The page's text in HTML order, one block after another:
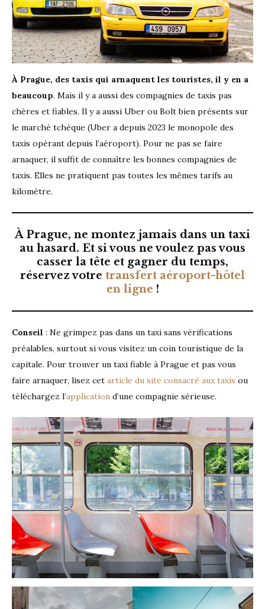
À Prague, des taxis qui arnaquent les touristes, il y en a
beaucoup. Mais il y a aussi des compagnies de taxis pas
chères et fiables. Il y a aussi Uber ou Bolt bien présents sur
le marché tchèque (Uber a depuis 2023 le monopole des
taxis opérant depuis l’aéroport). Pour ne pas se faire
arnaquer, il suffit de connaître les bonnes compagnies de
taxis. Elles ne pratiquent pas toutes les mêmes tarifs au
kilomètre.
À Prague, ne montez jamais dans un taxi
au hasard. Et si vous ne voulez pas vous
casser la tête et gagner du temps,
réservez votre transfert aéroport-hôtel
en ligne !
Conseil : Ne grimpez pas dans un taxi sans vérifications
préalables, surtout si vous visitez un coin touristique de la
capitale. Pour trouver un taxi fiable à Prague et pas vous
faire arnaquer, lisez cet article du site consacré aux taxis ou
téléchargez l’application d’une compagnie sérieuse.